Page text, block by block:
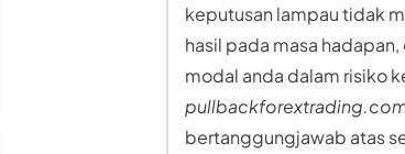
keputusan lampau tidak
hasil pada masa hadapan,
modal anda dalam risiko
bertanggungjawab atas